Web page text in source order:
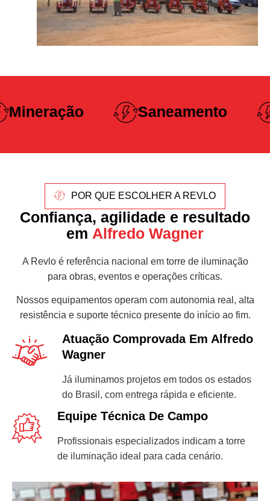
Saneamento
Construção
Pesada
POR QUE ESCOLHER A REVLO
Confiança, agilidade e resultado
em Alfredo Wagner
A Revlo é referência nacional em torre de iluminação
para obras, eventos e operações críticas.
Nossos equipamentos operam com autonomia real, alta
resistência e suporte técnico presente do início ao fim.
Atuação Comprovada Em Alfredo
Wagner
Já iluminamos projetos em todos os estados
do Brasil, com entrega rápida e eficiente.
Equipe Técnica De Campo
Profissionais especializados indicam a torre
de iluminação ideal para cada cenário.